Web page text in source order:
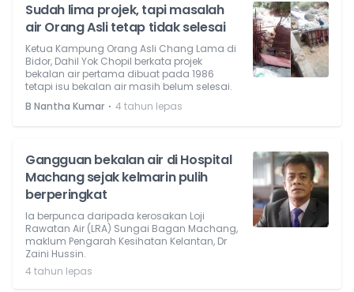
Sudah lima projek, tapi masalah
air Orang Asli tetap tidak selesai
Ketua Kampung Orang Asli Chang Lama di
Bidor, Dahil Yok Chopil berkata projek
bekalan air pertama dibuat pada 1986
tetapi isu bekalan air masih belum selesai.
B Nantha Kumar ⋅ 4 tahun lepas
Gangguan bekalan air di Hospital
Machang sejak kelmarin pulih
berperingkat
Ia berpunca daripada kerosakan Loji
Rawatan Air (LRA) Sungai Bagan Machang,
maklum Pengarah Kesihatan Kelantan, Dr
Zaini Hussin.
4 tahun lepas